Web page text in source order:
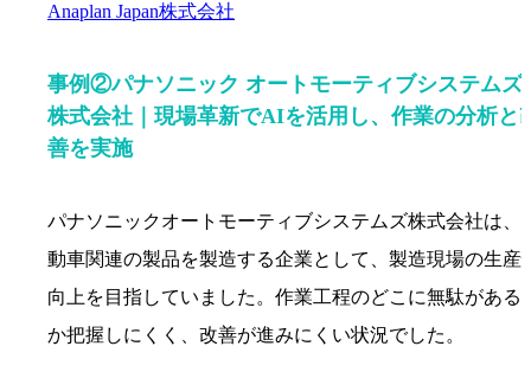
Anaplan Japan株式会社
事例②パナソニック オートモーティブシステムズ
株式会社｜現場革新でAIを活用し、作業の分析と
善を実施
パナソニックオートモーティブシステムズ株式会社は、
動車関連の製品を製造する企業として、製造現場の生産
向上を目指していました。作業工程のどこに無駄がある
か把握しにくく、改善が進みにくい状況でした。